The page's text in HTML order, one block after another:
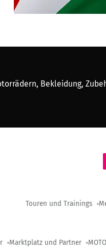
Bekleidung,
Touren und Trainings
Marktplatz und Partner